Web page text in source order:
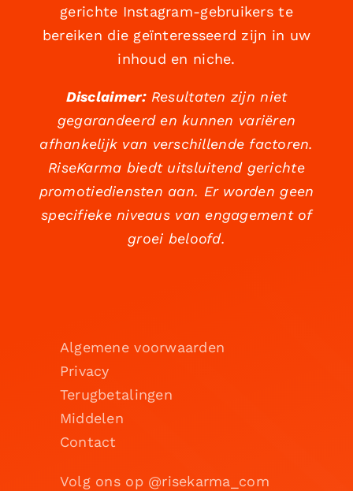
gerichte Instagram-gebruikers te
bereiken die geïnteresseerd zijn in uw
inhoud en niche.
Disclaimer:Resultaten zijn niet
gegarandeerd en kunnen variëren
afhankelijk van verschillende factoren.
RiseKarma biedt uitsluitend gerichte
promotiediensten aan. Er worden geen
specifieke niveaus van engagement of
groei beloofd.
Algemene voorwaarden
Privacy
Terugbetalingen
Middelen
Contact
Volg ons op @risekarma_com